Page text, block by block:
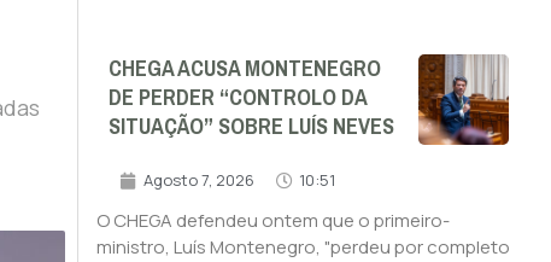
CHEGA ACUSA MONTENEGRO
DE PERDER “CONTROLO DA
SITUAÇÃO” SOBRE LUÍS NEVES
Agosto 7, 2026 10:51
O CHEGA defendeu ontem que o primeiro-
ministro, Luís Montenegro, "perdeu por completo